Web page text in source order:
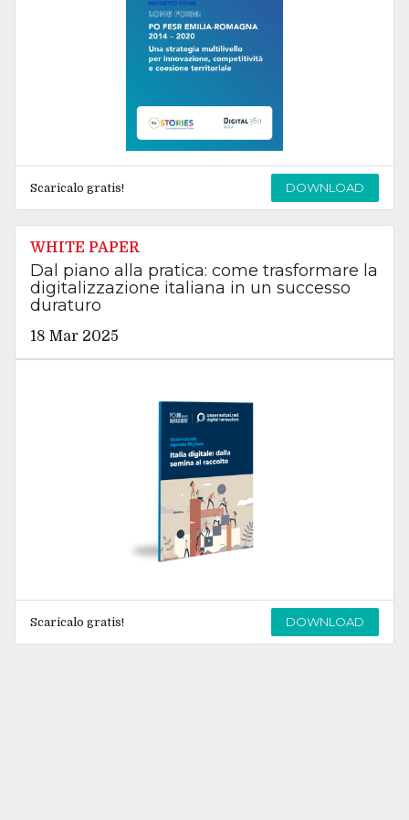
Scaricalo gratis! DOWNLOAD
WHITE PAPER
Dal piano alla pratica: come trasformare la
digitalizzazione italiana in un successo
duraturo
18 Mar 2025
Scaricalo gratis! DOWNLOAD